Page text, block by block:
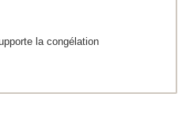
la congélation